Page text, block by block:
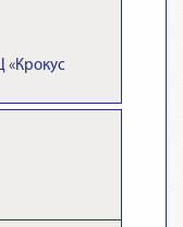
«Крокус